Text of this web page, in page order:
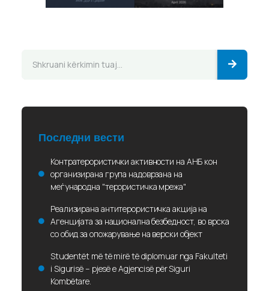
Последни вести
Контратерористички активности на АНБ кон
организирана група надоврзана на
меѓународна "терористичка мрежа"
Реализирана антитерористичка акција на
Агенцијата за национална безбедност, во врска
со обид за опожарување на верски објект
Studentët më të mirë të diplomuar nga Fakulteti
i Sigurisë – pjesë e Agjencisë për Siguri
Kombëtare.